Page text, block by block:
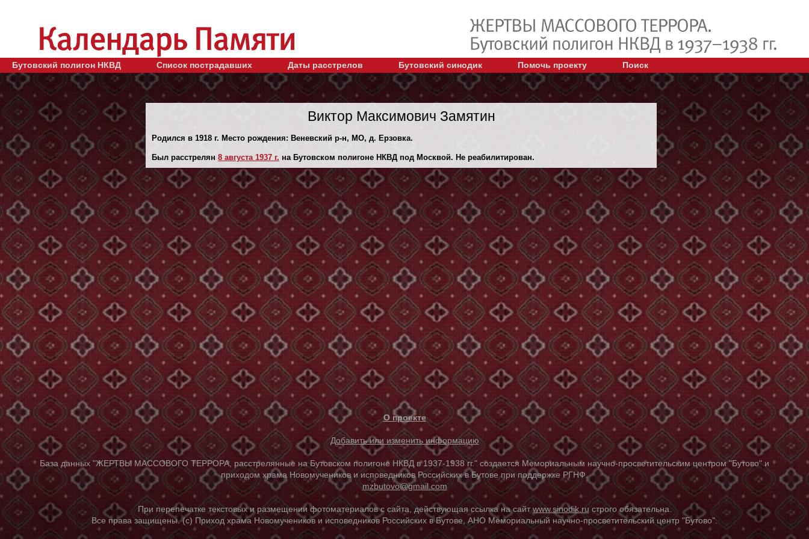
Бутовский полигон НКВД Список пострадавших Даты расстрелов Бутовский синодик Помочь проекту Поиск
Виктор Максимович Замятин
Родился в 1918 г. Место рождения: Веневский р-н, МО, д. Ерзовка.
Был расстрелян 8 августа 1937 г. на Бутовском полигоне НКВД под Москвой. Не реабилитирован.
О проекте
Добавить или изменить информацию
База данных "ЖЕРТВЫ МАССОВОГО ТЕРРОРА, расстрелянные на Бутовском полигоне НКВД в 1937-1938 гг." создается Мемориальным научно-просветительским центром "Бутово" и
приходом храма Новомучеников и исповедников Российских в Бутове при поддержке РГНФ.
mzbutovo@gmail.com
При перепечатке текстовых и размещении фотоматериалов с сайта, действующая ссылка на сайтwww.sinodik.ru строго обязательна.
Все права защищены. (с) Приход храма Новомучеников и исповедников Российских в Бутове, АНО Мемориальный научно-просветительский центр "Бутово".